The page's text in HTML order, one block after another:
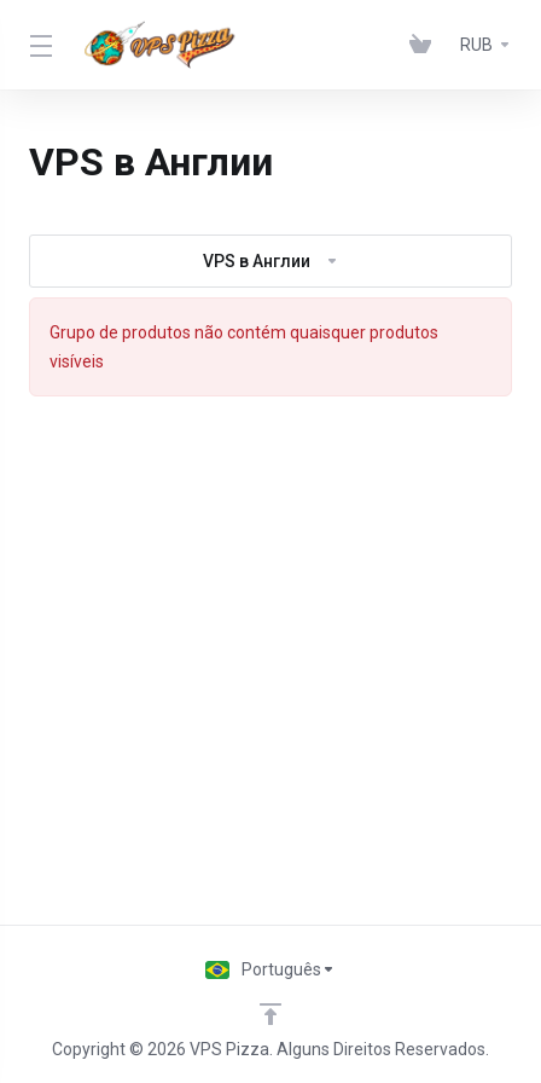
RUB
VPS в Англии
VPS в Англии
Grupo de produtos não contém quaisquer produtos
visíveis
Copyright © 2026 VPS Pizza. Alguns Direitos Reservados.
Português